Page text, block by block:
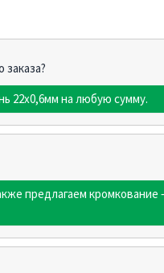
заказа?
22х0,6мм на любую сумму.
предлагаем